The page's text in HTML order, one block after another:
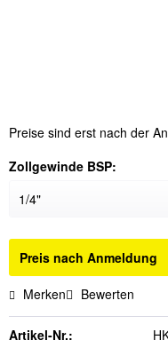
Preise sind erst nach der
Zollgewinde BSP:
Preis nach Anmeldung
Merken Bewerten
Artikel-Nr.: